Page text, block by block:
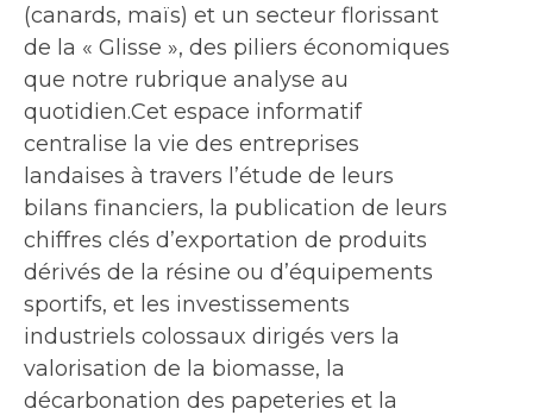
(canards, maïs) et un secteur florissant
de la « Glisse », des piliers économiques
que notre rubrique analyse au
quotidien.Cet espace informatif
centralise la vie des entreprises
landaises à travers l’étude de leurs
bilans financiers, la publication de leurs
chiffres clés d’exportation de produits
dérivés de la résine ou d’équipements
sportifs, et les investissements
industriels colossaux dirigés vers la
valorisation de la biomasse, la
décarbonation des papeteries et la